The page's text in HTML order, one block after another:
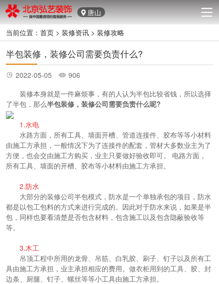
唐山
当前位置：首页 >装修资讯 >装修攻略
半包装修，装修公司需要负责什么?
2022-05-05
906
装修本身就是一件麻烦事，有的人认为半包比较省钱，所以选择
了半包，那么半包装修 ，装修公司需要负责什么呢?
1.水电
水路方面，所有工具、墙面开槽、管道连接件、胶布等等小材料
由施工方承担，一般情况下为了连接件的配套，管材大多数业主为了
方便，也会交由施工方购买，业主只要做好验收即可。 电路方面，
所有工具、墙面的开槽、胶布等小材料由施工方承担。
2.防水
大部分的装修公司半包模式，防水是一个单独承包的项目，防水
都是以包工包料的方式来进行完成的。因此对于防水来说，如果是半
包，同样也要看清楚是否包含材料，包含施工以及包含隐蔽验收等
等。
3.木工
吊顶工程中所用的龙骨、吊筋、白乳胶、刷子、钉子以及所有工
具由施工方承担，业主承担相应的费用。做衣柜用到的工具、胶、封
边条、厨腿、钉子、螺丝等等小工具由施工方承担。